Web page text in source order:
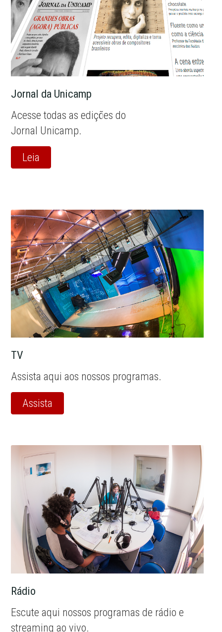
Jornal da Unicamp
Acesse todas as edições do
Jornal Unicamp.
Leia
TV
Assista aqui aos nossos programas.
Assista
Rádio
Escute aqui nossos programas de rádio e
streaming ao vivo.